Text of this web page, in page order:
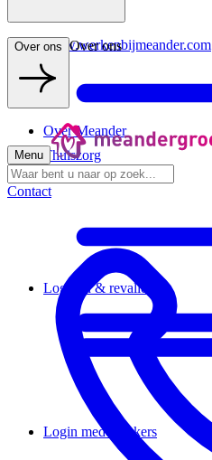
Thuiszorg
Logeren & revalideren
www.werkenbijmeander.com
Login medewerkers
Over ons Over ons
Over Meander
Menu
Contact